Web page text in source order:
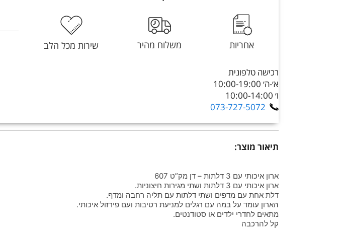
אחריות משלוח מהיר שירות מכל הלב
רכישה טלפונית
א׳-ה׳ 10:00-19:00
ו׳ 10:00-14:00
073-727-5072
תיאור מוצר:
ארון איכותי עם 3 דלתות – דן מק”ט 607
ארון איכותי עם 3 דלתות ושתי מגירות חיצוניות.
דלת אחת עם מדפים ושתי דלתות עם תליה רחבה ומדף.
הארון עומד על במה עם רגלים למניעת רטיבות ועם פירזול איכותי.
מתאים לחדרי ילדים או סטודנטים.
קל להרכבה